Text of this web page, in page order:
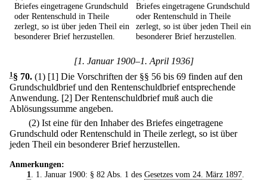
Briefes eingetragene Grundschuld
oder Rentenschuld in Theile
zerlegt, so ist über jeden Theil ein
besonderer Brief herzustellen.
Briefes eingetragene Grundschuld
oder Rentenschuld in Theile
zerlegt, so ist über jeden Theil ein
besonderer Brief herzustellen.
[1. Januar 1900–1. April 1936]
1§ 70. (1) [1] Die Vorschriften der §§ 56 bis 69 finden auf den
Grundschuldbrief und den Rentenschuldbrief entsprechende
Anwendung. [2] Der Rentenschuldbrief muß auch die
Ablösungssumme angeben.
(2) Ist eine für den Inhaber des Briefes eingetragene
Grundschuld oder Rentenschuld in Theile zerlegt, so ist über
jeden Theil ein besonderer Brief herzustellen.
Anmerkungen:
1
. 1. Januar 1900: § 82 Abs. 1 des Gesetzes vom 24. März 1897.